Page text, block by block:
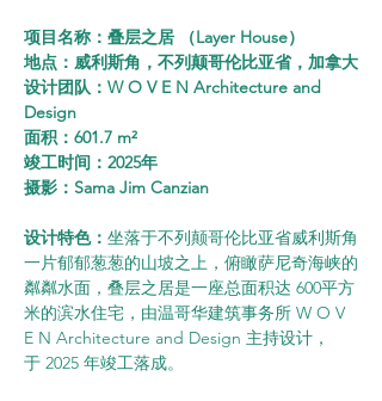
项目名称：叠层之居 （Layer House）
地点：威利斯角，不列颠哥伦比亚省，加拿大
设计团队：W O V E N Architecture and
Design
面积：601.7 m²
竣工时间：2025年
摄影：Sama Jim Canzian
设计特色： 坐落于不列颠哥伦比亚省威利斯角
一片郁郁葱葱的山坡之上，俯瞰萨尼奇海峡的
粼粼水面，叠层之居是一座总面积达 600平方
米的滨水住宅，由温哥华建筑事务所 W O V
E N Architecture and Design 主持设计，
于 2025 年竣工落成。